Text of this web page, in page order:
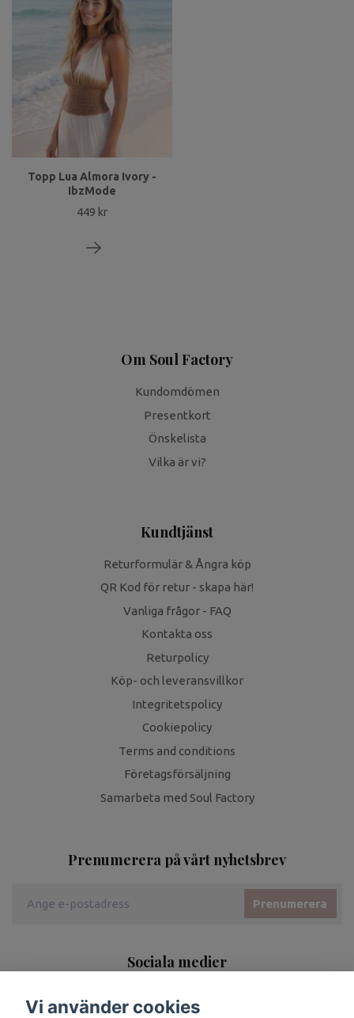
Topp Lua Almora Ivory -
IbzMode
449 kr
Om Soul Factory
Kundomdömen
Presentkort
Önskelista
Vilka är vi?
Kundtjänst
Returformulär & Ångra köp
QR Kod för retur - skapa här!
Vanliga frågor - FAQ
Kontakta oss
Returpolicy
Köp- och leveransvillkor
Integritetspolicy
Cookiepolicy
Terms and conditions
Företagsförsäljning
Samarbeta med Soul Factory
Prenumerera på vårt nyhetsbrev
Prenumerera
Sociala medier
Vi använder cookies